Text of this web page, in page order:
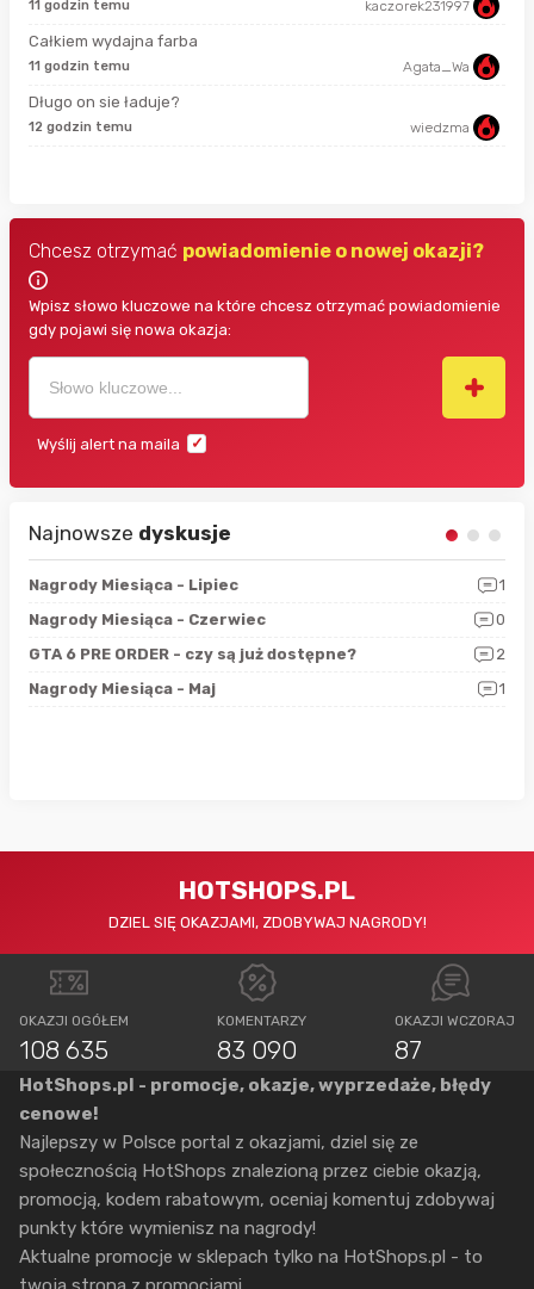
11 godzin temu kaczorek231997
Całkiem wydajna farba
11 godzin temu Agata_Wa
Długo on sie ładuje?
12 godzin temu wiedzma
Chcesz otrzymać powiadomienie o nowej okazji?
Wpisz słowo kluczowe na które chcesz otrzymać powiadomienie
gdy pojawi się nowa okazja:
Wyślij alert na maila
Najnowsze dyskusje
Nagrody Miesiąca - Lipiec
1
Nagrody Miesiąca - Czerwiec
0
GTA 6 PRE ORDER - czy są już dostępne?
2
Nagrody Miesiąca - Maj
1
HOTSHOPS.PL
DZIEL SIĘ OKAZJAMI, ZDOBYWAJ NAGRODY!
OKAZJI OGÓŁEM
108 635
KOMENTARZY
83 090
OKAZJI WCZORAJ
87
HotShops.pl - promocje, okazje, wyprzedaże, błędy
cenowe!
Najlepszy w Polsce portal z okazjami, dziel się ze
społecznością HotShops znalezioną przez ciebie okazją,
promocją, kodem rabatowym, oceniaj komentuj zdobywaj
punkty które wymienisz na nagrody!
Aktualne promocje w sklepach tylko na HotShops.pl - to